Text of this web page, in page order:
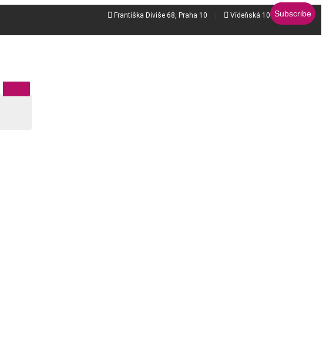
 Františka Diviše 68, Praha 10  Vídeňská 106b, Brno - jih